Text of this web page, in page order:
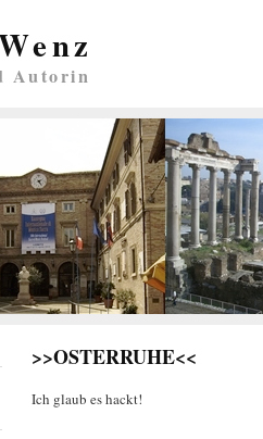
Autorin
>>OSTERRUHE<<
Ich glaub es hackt!